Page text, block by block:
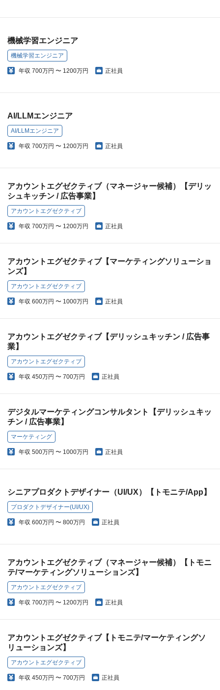
機械学習エンジニア
機械学習エンジニア
年収 700万円 〜 1200万円 正社員
AI/LLMエンジニア
AI/LLMエンジニア
年収 700万円 〜 1200万円 正社員
アカウントエグゼクティブ（マネージャー候補）【デリッ
シュキッチン / 広告事業】
アカウントエグゼクティブ
年収 700万円 〜 1200万円 正社員
アカウントエグゼクティブ【マーケティングソリューショ
ンズ】
アカウントエグゼクティブ
年収 600万円 〜 1000万円 正社員
アカウントエグゼクティブ【デリッシュキッチン / 広告事
業】
アカウントエグゼクティブ
年収 450万円 〜 700万円 正社員
デジタルマーケティングコンサルタント【デリッシュキッ
チン / 広告事業】
マーケティング
年収 500万円 〜 1000万円 正社員
シニアプロダクトデザイナー（UI/UX）【トモニテ/App】
プロダクトデザイナー(UI/UX)
年収 600万円 〜 800万円 正社員
アカウントエグゼクティブ（マネージャー候補）【トモニ
テ/マーケティングソリューションズ】
アカウントエグゼクティブ
年収 700万円 〜 1200万円 正社員
アカウントエグゼクティブ【トモニテ/マーケティングソ
リューションズ】
アカウントエグゼクティブ
年収 450万円 〜 700万円 正社員